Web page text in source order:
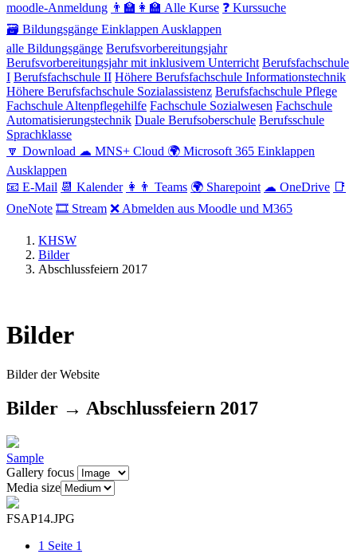
moodle-Anmeldung 👨‍🏫👩‍🏫 Alle Kurse ❓ Kurssuche
🗃 Bildungsgänge Einklappen Ausklappen
alle Bildungsgänge Berufsvorbereitungsjahr
Berufsvorbereitungsjahr mit inklusivem Unterricht Berufsfachschule
I Berufsfachschule II Höhere Berufsfachschule Informationstechnik
Höhere Berufsfachschule Sozialassistenz Berufsfachschule Pflege
Fachschule Altenpflegehilfe Fachschule Sozialwesen Fachschule
Automatisierungstechnik Duale Berufsoberschule Berufsschule
Sprachklasse
🔽 Download ☁ MNS+ Cloud 🌍 Microsoft 365 Einklappen
Ausklappen
📧 E-Mail 📆 Kalender 👩👨 Teams 🌍 Sharepoint ☁ OneDrive 📑
OneNote 🎞 Stream ❌ Abmelden aus Moodle und M365
KHSW
Bilder
Abschlussfeiern 2017
Bilder
Bilder der Website
Bilder → Abschlussfeiern 2017
Sample
Gallery focus
Media size
FSAP14.JPG
1 Seite 1